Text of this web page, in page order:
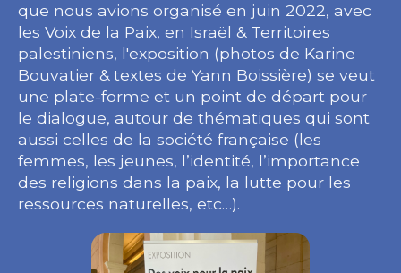
que nous avions organisé en juin 2022, avec
les Voix de la Paix, en Israël & Territoires
palestiniens, l'exposition (photos de Karine
Bouvatier & textes de Yann Boissière) se veut
une plate-forme et un point de départ pour
le dialogue, autour de thématiques qui sont
aussi celles de la société française (les
femmes, les jeunes, l’identité, l’importance
des religions dans la paix, la lutte pour les
ressources naturelles, etc…).